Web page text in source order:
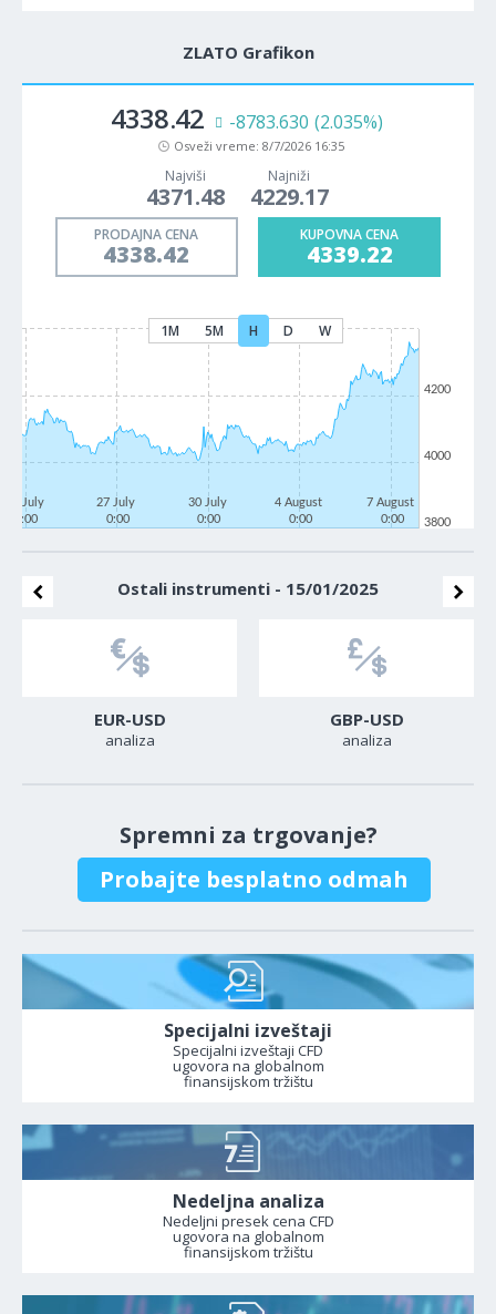
ZLATO Grafikon
4338.42 -8783.630 (2.035%)
Osveži vreme: 8/7/2026 16:35
Najviši
4371.48
Najniži
4229.17
PRODAJNA CENA
4338.42
KUPOVNA CENA
4339.22
1M 5M H D W
22 July
0:00
27 July
0:00
30 July
0:00
4 August
0:00
7 August
0:00
3800
4000
4200
Ostali instrumenti - 15/01/2025
EUR-USD
analiza
GBP-USD
analiza
Spremni za trgovanje?
Probajte besplatno odmah
Specijalni izveštaji
Specijalni izveštaji CFD
ugovora na globalnom
finansijskom tržištu
Nedeljna analiza
Nedeljni presek cena CFD
ugovora na globalnom
finansijskom tržištu